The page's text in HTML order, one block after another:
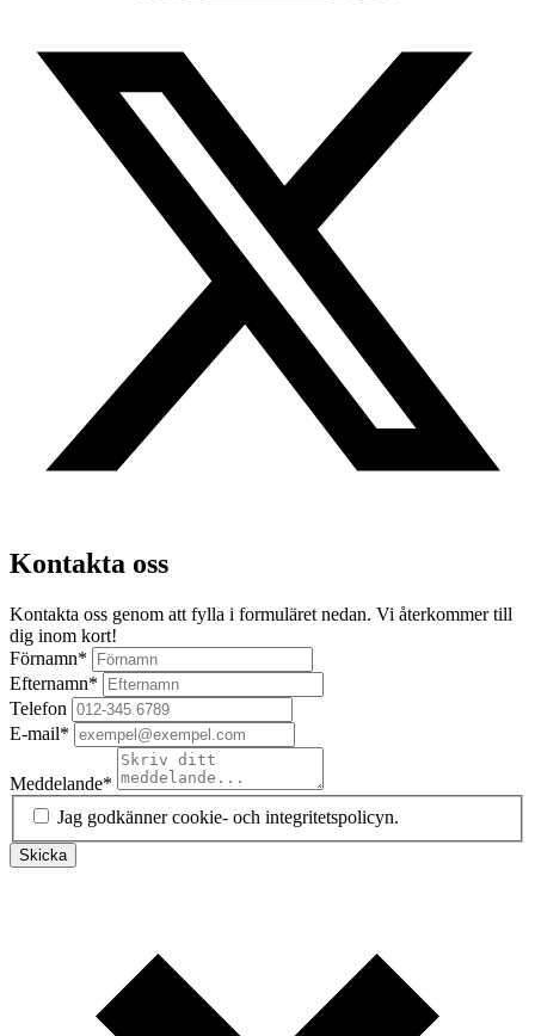
Kontakta oss
Kontakta oss genom att fylla i formuläret nedan. Vi återkommer till
dig inom kort!
Förnamn*
Efternamn*
Telefon
E-mail*
Meddelande*
Jag godkänner cookie- och integritetspolicyn.
Skicka